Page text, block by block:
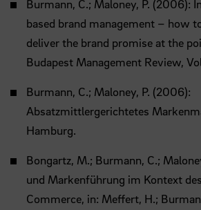
Burmann, C.; Maloney, P. (2006):
based brand management – how
deliver the brand promise at the
Budapest Management Review,
Burmann, C.; Maloney, P. (2006):
Absatzmittlergerichtetes
Hamburg.
Bongartz, M.; Burmann, C.;
und Markenführung im Kontext
Commerce, in: Meffert, H.;